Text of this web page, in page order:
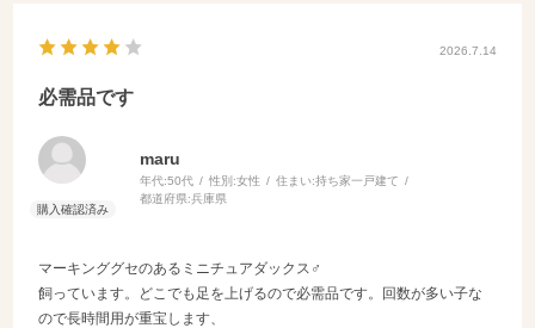
2026.7.14
必需品です
maru
年代:50代 性別:女性 住まい:持ち家一戸建て
都道府県:兵庫県
マーキンググセのあるミニチュアダックス♂
飼っています。どこでも足を上げるので必需品です。回数が多い子な
ので長時間用が重宝します、